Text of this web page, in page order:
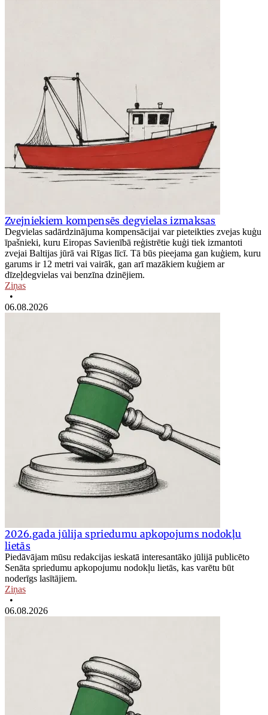
Zvejniekiem kompensēs degvielas izmaksas
Degvielas sadārdzinājuma kompensācijai var pieteikties zvejas kuģu
īpašnieki, kuru Eiropas Savienībā reģistrētie kuģi tiek izmantoti
zvejai Baltijas jūrā vai Rīgas līcī. Tā būs pieejama gan kuģiem, kuru
garums ir 12 metri vai vairāk, gan arī mazākiem kuģiem ar
dīzeļdegvielas vai benzīna dzinējiem.
Ziņas
•
06.08.2026
2026.gada jūlija spriedumu apkopojums nodokļu
lietās
Piedāvājam mūsu redakcijas ieskatā interesantāko jūlijā publicēto
Senāta spriedumu apkopojumu nodokļu lietās, kas varētu būt
noderīgs lasītājiem.
Ziņas
•
06.08.2026